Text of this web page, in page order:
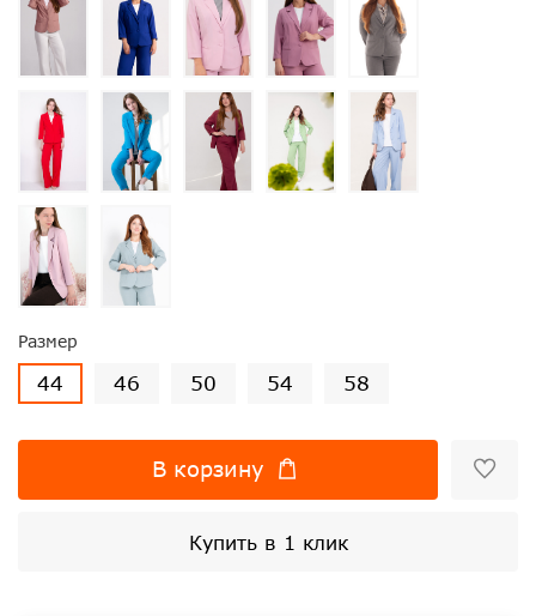
Размер
44 46 50 54 58
В корзину
Купить в 1 клик